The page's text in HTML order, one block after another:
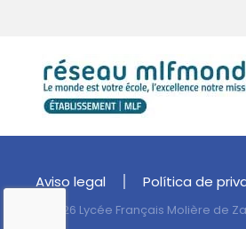
Aviso legal Política de
2026 Lycée Français Molière de